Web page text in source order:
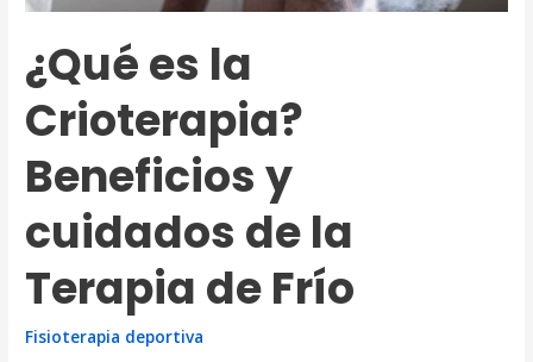
¿Qué es la
Crioterapia?
Beneficios y
cuidados de la
Terapia de Frío
Fisioterapia deportiva